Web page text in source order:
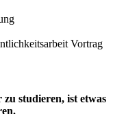
Vortrag
zu studieren, ist etwas